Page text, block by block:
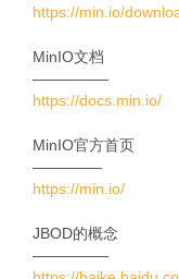
https://min.io/
MinIO文档
—————
https://docs.min.io/
MinIO官方首页
————–
https://min.io/
JBOD的概念
—————